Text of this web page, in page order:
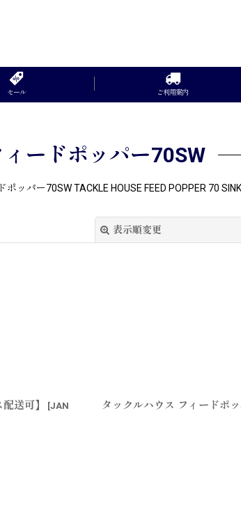
セール ご利用案内
ィードポッパー70SW
ッパー70SW TACKLE HOUSE FEED POPPER 70
表示順変更
送可】 [JAN
タックルハウス フィードポ